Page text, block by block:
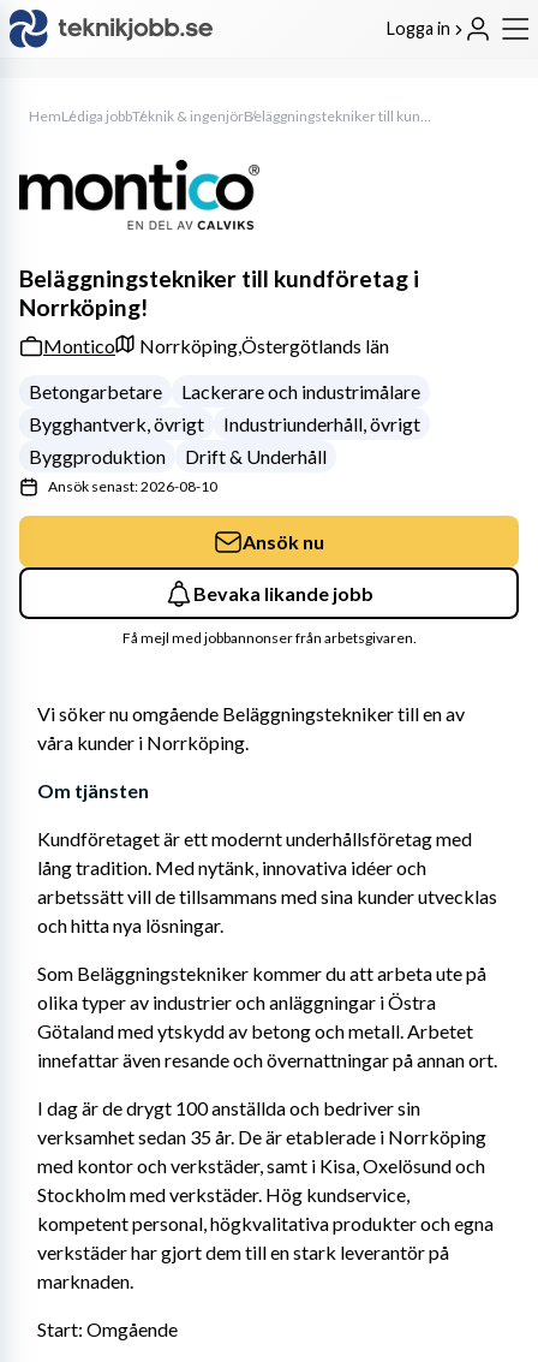
Logga in
HemLediga jobbTeknik & ingenjör Beläggningstekniker till kundföretag i Norrköping!
Vi söker nu omgående Beläggningstekniker till en av
våra kunder i Norrköping.
Om tjänsten
Kundföretaget är ett modernt underhållsföretag med
lång tradition. Med nytänk, innovativa idéer och
arbetssätt vill de tillsammans med sina kunder utvecklas
och hitta nya lösningar.
Som Beläggningstekniker kommer du att arbeta ute på
olika typer av industrier och anläggningar i Östra
Götaland med ytskydd av betong och metall. Arbetet
innefattar även resande och övernattningar på annan ort.
I dag är de drygt 100 anställda och bedriver sin
verksamhet sedan 35 år. De är etablerade i Norrköping
med kontor och verkstäder, samt i Kisa, Oxelösund och
Stockholm med verkstäder. Hög kundservice,
kompetent personal, högkvalitativa produkter och egna
verkstäder har gjort dem till en stark leverantör på
marknaden.
Start: Omgående
Beläggningstekniker till kundföretag i
Norrköping!
Montico Norrköping,Östergötlands län
Betongarbetare
Lackerare och industrimålare
Bygghantverk, övrigt
Industriunderhåll, övrigt
Byggproduktion
Drift & Underhåll
Ansök senast: 2026-08-10
Ansök nu
Bevaka likande jobb
Få mejl med jobbannonser från arbetsgivaren.